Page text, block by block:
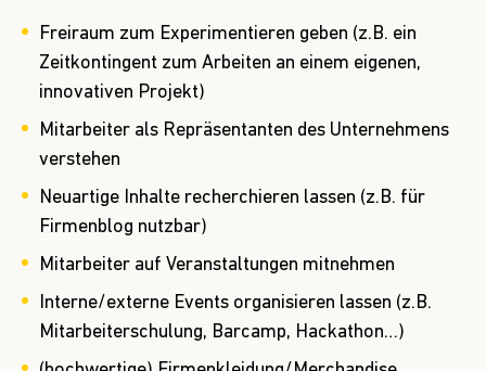
Freiraum zum Experimentieren geben (z.B. ein
Zeitkontingent zum Arbeiten an einem eigenen,
innovativen Projekt)
Mitarbeiter als Repräsentanten des Unternehmens
verstehen
Neuartige Inhalte recherchieren lassen (z.B. für
Firmenblog nutzbar)
Mitarbeiter auf Veranstaltungen mitnehmen
Interne/externe Events organisieren lassen (z.B.
Mitarbeiterschulung, Barcamp, Hackathon…)